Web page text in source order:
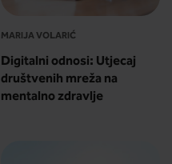
MARIJA VOLARIĆ
Digitalni odnosi: Utjecaj
društvenih mreža na
mentalno zdravlje